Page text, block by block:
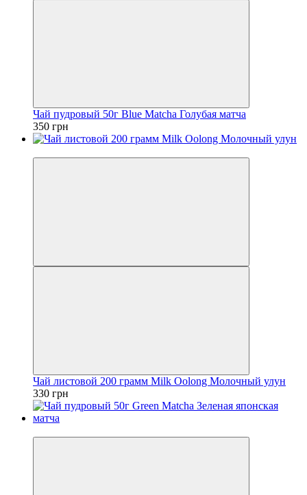
Чай пудровый 50г Blue Matcha Голубая матча
350 грн
Чай листовой 200 грамм Milk Oolong Молочный улун
330 грн